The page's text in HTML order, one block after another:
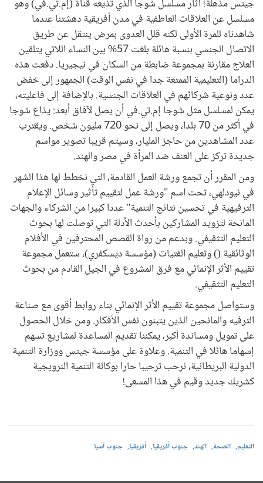
جيتس مذهلة! أثار مسلسل شوجا الذي تذيعه قناة (إم.تي.في) وهو
مسلسل عن العلاقات العاطفية في مدن أفريقية دهشتنا عندما
شاهدناه للمرة الأولى لكنه قلل العدوى بمرض ينتقل عن طريق
الاتصال الجنسي بنسبة هائلة بلغت 57% بين النساء اللاتي يتلقين
العلاج مقارنة بمجموعة ضابطة من السكان في نيجيريا. دفعت هذه
الدراما (التعليمية الممتعة جدا في نفس الوقت) الجمهور إلى خفض
عدد ونوعية شركائهم في العلاقات الجنسية. بالإضافة إلى فاعليته،
يمكن لمسلسل مثل شوجا إم.تي.في أن يصل لآفاق أبعد: يذاع شوجا
في أكثر من 70 بلدا، ويصل إلى نحو 720 مليون شخص. ويقترب
عدد المشاهدين من حاجز المليار، وسيتم قريبا تصوير مواسم
جديدة تركز على العنف ضد المرأة في مصر والهند.
ومن المقرر أن تجمع ورشة العمل القادمة، التي نخطط لها هذا الشهر
في نيودلهي، تحت اسم "ورشة عمل لتقييم تأثير وسائل الإعلام
الترفيهية في تحسين نتائج التنمية" عددا كبيرا من الشركاء والجهات
المانحة لتزويد المشاركين بأحدث الأدلة التي توصلت لها بحوث
التعليم التثقيفي. وبدعم من رواة القصص المحترفين في الأفلام
الوثائقية () وتعليم الفتيات (مؤسسة ديسكفري)، ستعمل مجموعة
تقييم الأثر الإنمائي مع فرق المشروع في الجيل القادم من بحوث
التعليم التثقيفي.
وستواصل مجموعة تقييم الأثر الإنمائي بناء روابط أقوى مع صناعة
الترفيه والمانحين الذين يتبنون نفس الأفكار. ومن خلال الحصول
على تمويل ومساندة أكبر، يمكننا تقديم المساعدة لمشاريع تسهم
إسهاما هائلا في التنمية. وعلاوة على مؤسسة جيتس ووزارة التنمية
الدولية البريطانية، نرحب ترحيبا حارا بوكالة التنمية النرويجية
كشريك جديد وقيم في هذا المسعى!
التعليم الصحة الهند جنوب أفريقيا أفريقيا جنوب آسيا